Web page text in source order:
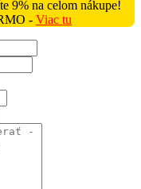
9% na celom nákupe!
- Viac tu